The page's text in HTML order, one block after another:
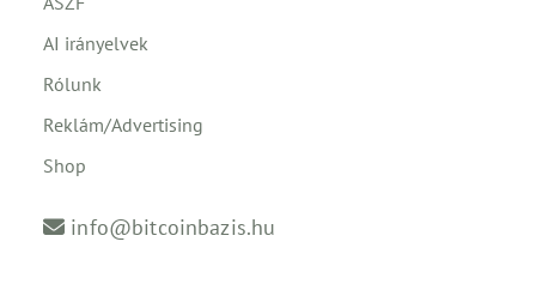
AI irányelvek
Rólunk
Reklám/Advertising
Shop
info@bitcoinbazis.hu